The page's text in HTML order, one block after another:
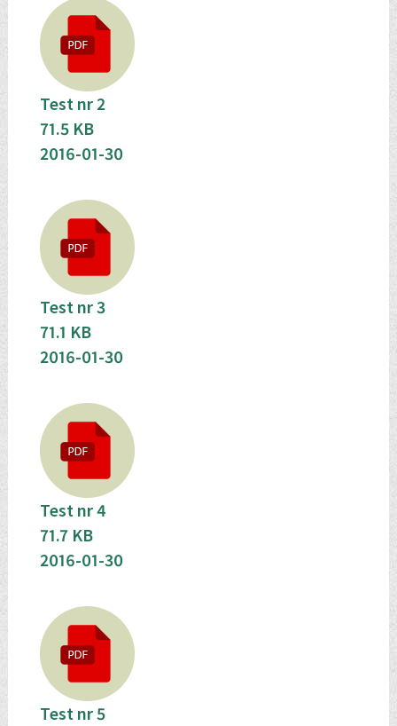
Test nr 2
71.5 KB
2016-01-30
Test nr 3
71.1 KB
2016-01-30
Test nr 4
71.7 KB
2016-01-30
Test nr 5